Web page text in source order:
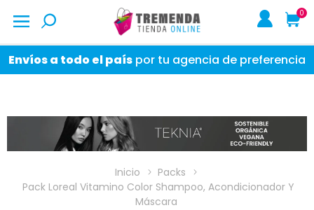
0
Envíos a todo el país por tu agencia de preferencia
Inicio
Packs
Pack Loreal Vitamino Color Shampoo, Acondicionador Y
Máscara